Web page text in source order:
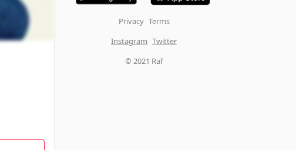
Privacy Terms
Instagram Twitter
© 2021 Raf